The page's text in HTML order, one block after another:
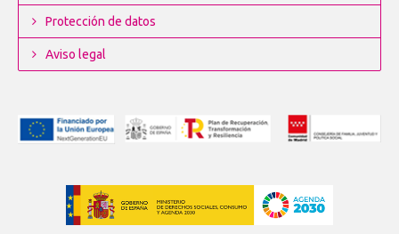
Protección de datos
Aviso legal